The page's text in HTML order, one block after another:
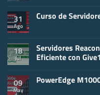
comentarios
Mantenimiento
de
un
31
Ago
Curso de
en
Curso
de
y
Virtualización
18
Jul
Servidores
Eficiente con
comentarios
09
May
PowerEdge